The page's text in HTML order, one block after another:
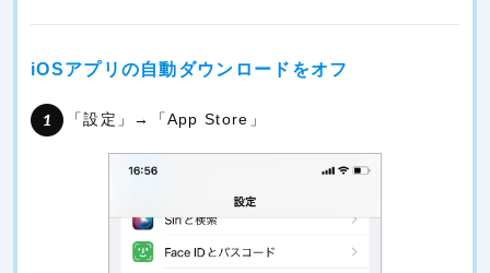
iOSアプリの自動ダウンロードをオフ
「設定」→「App Store」